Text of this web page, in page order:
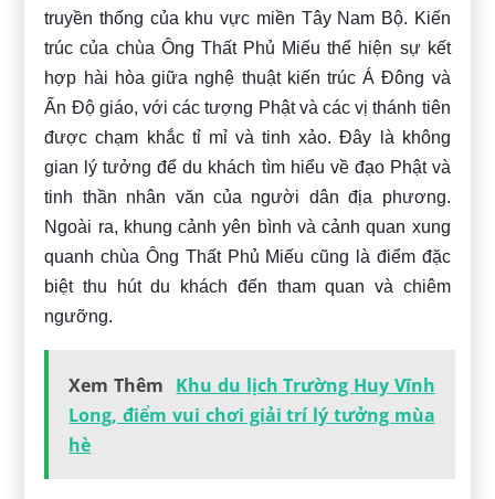
truyền thống của khu vực miền Tây Nam Bộ. Kiến
trúc của chùa Ông Thất Phủ Miếu thể hiện sự kết
hợp hài hòa giữa nghệ thuật kiến trúc Á Đông và
Ấn Độ giáo, với các tượng Phật và các vị thánh tiên
được chạm khắc tỉ mỉ và tinh xảo. Đây là không
gian lý tưởng để du khách tìm hiểu về đạo Phật và
tinh thần nhân văn của người dân địa phương.
Ngoài ra, khung cảnh yên bình và cảnh quan xung
quanh chùa Ông Thất Phủ Miếu cũng là điểm đặc
biệt thu hút du khách đến tham quan và chiêm
ngưỡng.
Xem Thêm Khu du lịch Trường Huy Vĩnh
Long, điểm vui chơi giải trí lý tưởng mùa
hè